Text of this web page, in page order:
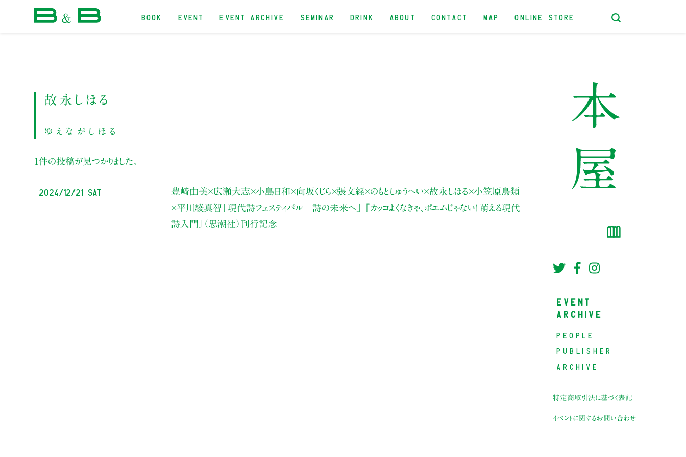
BOOK EVENT EVENT ARCHIVE SEMINAR DRINK ABOUT CONTACT MAP ONLINE STORE
故永しほる
ゆえながしほる
1件の投稿が見つかりました。
2024/12/21 Sat 豊﨑由美×広瀬大志×小島日和×向坂くじら×張文經×のもとしゅうへい×故永しほる×小笠原鳥類
×平川綾真智 「現代詩フェスティバル 詩の未来へ」
『カッコよくなきゃ、ポエムじゃない！ 萌える現代
詩入門』
（思潮社）刊行記念
EVENT
ARCHIVE
PEOPLE
PUBLISHER
ARCHIVE
特定商取引法に基づく表記
イベントに関するお問い合わせ